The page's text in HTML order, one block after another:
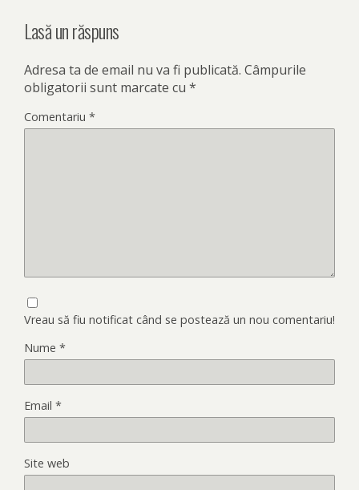
Lasă un răspuns
Adresa ta de email nu va fi publicată. Câmpurile
obligatorii sunt marcate cu *
Comentariu *
Vreau să fiu notificat când se postează un nou comentariu!
Nume *
Email *
Site web